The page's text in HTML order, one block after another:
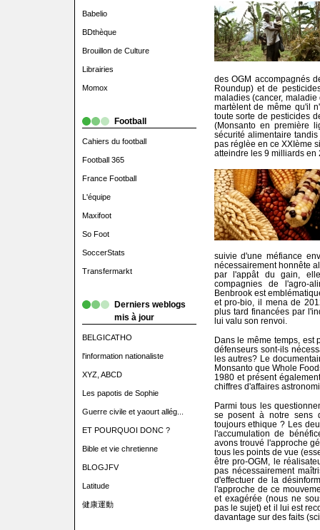
Babelio
BDthèque
Brouillon de Culture
Librairies
Momox
Football
Cahiers du football
Football 365
France Football
L'équipe
Maxifoot
So Foot
SoccerStats
Transfermarkt
Derniers weblogs
mis à jour
BELGICATHO
l'information nationaliste
XYZ, ABCD
Les papotis de Sophie
Guerre civile et yaourt allég...
ET POURQUOI DONC ?
Bible et vie chretienne
BLOGJFV
Latitude
健康運動
des OGM accompagnés
Roundup) et de
maladies (cancer,
martèlent de même qu'il
toute sorte de pesticides
(Monsanto en première
sécurité alimentaire
pas réglèe en ce XXIème
atteindre les 9 milliards en
suivie d'une méfiance
nécessairement honnête
par l'appât du gain,
compagnies de l'agro-
Benbrook est
et pro-bio, il mena de
plus tard financées par
lui valu son renvoi.
Dans le même temps, est
défenseurs sont-ils
les autres? Le
Monsanto que Whole
1980 et présent
chiffres d'affaires
Parmi tous les
se posent à notre sens
toujours ethique ? Les
l'accumulation de
avons trouvé l'approche
tous les points de vue
être pro-OGM, le
pas nécessairement
d'effectuer de la
l'approche de ce
et exagérée (nous ne
pas le sujet) et il lui est
davantage sur des faits